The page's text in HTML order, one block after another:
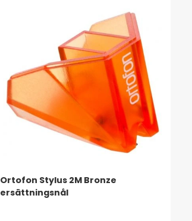
Ortofon Stylus 2M Bronze
ersättningsnål